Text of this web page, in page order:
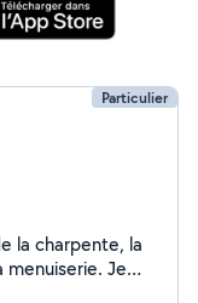
Particulier
la charpente, la
Je